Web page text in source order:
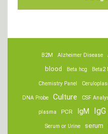
Alzheimer Disease
B2M
Beta2
Beta hcg
blood
Chemistry Panel
CSF
Culture
DNA Probe
IgG
IgM
PCR
plasma
serum
Serum or Urine